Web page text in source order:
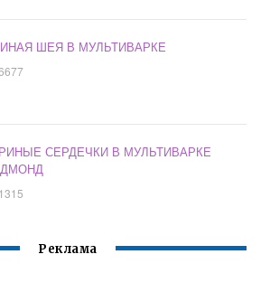
ШЕЯ В МУЛЬТИВАРКЕ
СЕРДЕЧКИ В МУЛЬТИВАРКЕ
Реклама